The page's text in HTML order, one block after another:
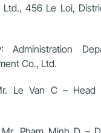
Ltd., 456 Le Loi,
: Administration
Co., Ltd.
Le Van C – Head